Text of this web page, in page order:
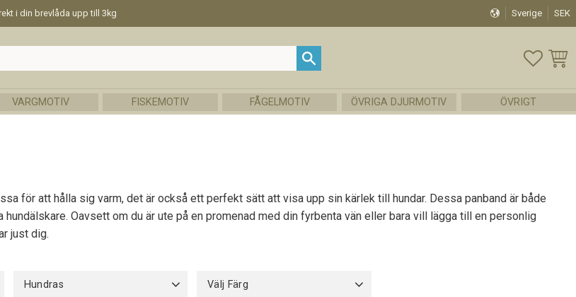
i din brevlåda upp till 3kg Sverige SEK
VARGMOTIV FISKEMOTIV FÅGELMOTIV ÖVRIGA DJURMOTIV ÖVRIGT
för att hålla sig varm, det är också ett perfekt sätt att visa upp sin kärlek till hundar. Dessa panband är både
Oavsett om du är ute på en promenad med din fyrbenta vän eller bara vill lägga till en personlig
just dig.
Hundras Välj Färg